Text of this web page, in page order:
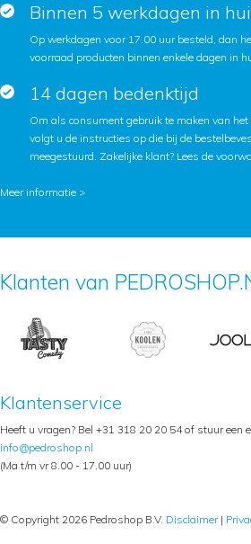
Binnen 5 werkdagen in
Op werkdagen voor 17.00 uur besteld, dan
voorraad producten binnen enkele dagen in
14 dagen bedenktijd
Om als consument gebruik te maken van
volgt u de instructies op die bij de
meegestuurd. Zakelijke klant? Lees de
Meer informatie >
Klanten van
Klantenservice
Heeft u vragen? Bel +31 318 20 20 54 of stuur een
info@pedroshop.nl
(Ma t/m vr 8.00 - 17.00 uur)
© Copyright 2026 Pedroshop B.V. Disclaimer|